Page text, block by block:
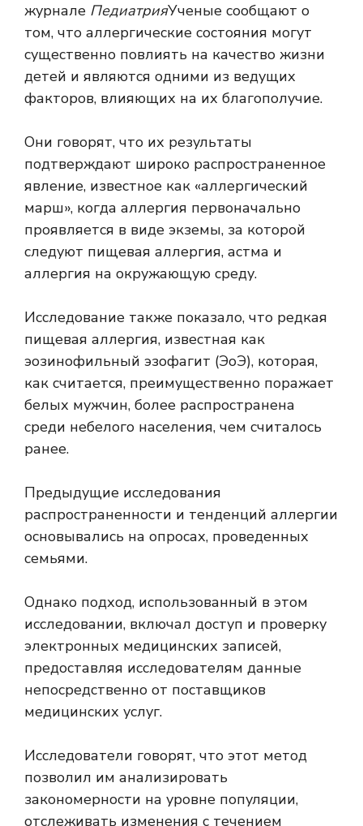
журнале ПедиатрияУченые сообщают о
том, что аллергические состояния могут
существенно повлиять на качество жизни
детей и являются одними из ведущих
факторов, влияющих на их благополучие.
Они говорят, что их результаты
подтверждают широко распространенное
явление, известное как «аллергический
марш», когда аллергия первоначально
проявляется в виде экземы, за которой
следуют пищевая аллергия, астма и
аллергия на окружающую среду.
Исследование также показало, что редкая
пищевая аллергия, известная как
эозинофильный эзофагит (ЭоЭ), которая,
как считается, преимущественно поражает
белых мужчин, более распространена
среди небелого населения, чем считалось
ранее.
Предыдущие исследования
распространенности и тенденций аллергии
основывались на опросах, проведенных
семьями.
Однако подход, использованный в этом
исследовании, включал доступ и проверку
электронных медицинских записей,
предоставляя исследователям данные
непосредственно от поставщиков
медицинских услуг.
Исследователи говорят, что этот метод
позволил им анализировать
закономерности на уровне популяции,
отслеживать изменения с течением